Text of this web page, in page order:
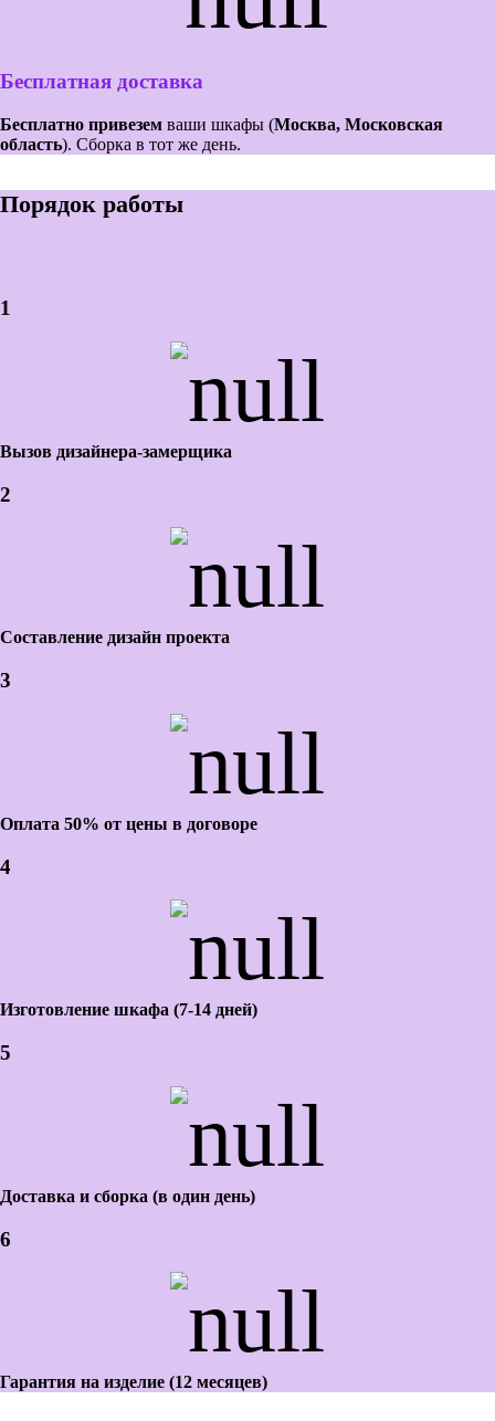
Бесплатная доставка
Бесплатно привезем ваши шкафы (Москва, Московская
область). Сборка в тот же день.
Порядок работы
1
Вызов дизайнера-замерщика
2
Составление дизайн проекта
3
Оплата 50% от цены в договоре
4
Изготовление шкафа (7-14 дней)
5
Доставка и сборка (в один день)
6
Гарантия на изделие (12 месяцев)